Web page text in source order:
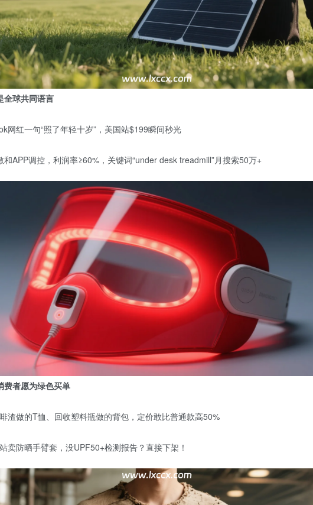
全球共同语言
网红一句“照了年轻十岁”，美国站$199瞬间秒光
APP调控，利润率≥60%，关键词“under desk treadmill”月搜索50万+
费者愿为绿色买单
渣做的T恤、回收塑料瓶做的背包，定价敢比普通款高50%
卖防晒手臂套，没UPF50+检测报告？直接下架！